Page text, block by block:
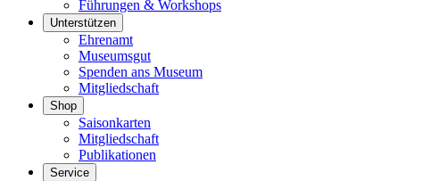
Führungen & Workshops
Unterstützen
Ehrenamt
Museumsgut
Spenden ans Museum
Mitgliedschaft
Shop
Saisonkarten
Mitgliedschaft
Publikationen
Service